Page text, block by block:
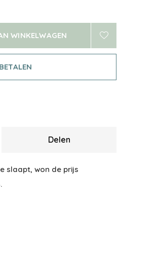
WINKELWAGEN
Delen
slaapt, won de prijs